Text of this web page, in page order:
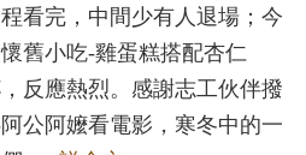
看完，中間少有人退場；今
舊小吃-雞蛋糕搭配杏仁
反應熱烈。感謝志工伙伴撥
公阿嬤看電影，寒冬中的一